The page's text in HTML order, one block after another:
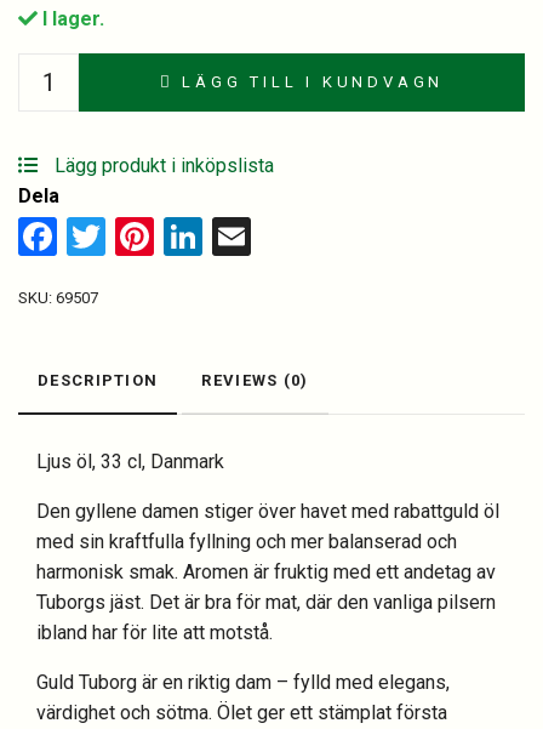
I lager.
Tuborg
Guld
st.
quantity
LÄGG TILL I KUNDVAGN
Lägg produkt i inköpslista
Dela
Facebook
TwitterPinterest
LinkedIn
SKU: 69507
DESCRIPTION REVIEWS (0)
Ljus öl, 33 cl, Danmark
Den gyllene damen stiger över havet med rabattguld öl
med sin kraftfulla fyllning och mer balanserad och
harmonisk smak. Aromen är fruktig med ett andetag av
Tuborgs jäst. Det är bra för mat, där den vanliga pilsern
ibland har för lite att motstå.
Guld Tuborg är en riktig dam – fylld med elegans,
värdighet och sötma. Ölet ger ett stämplat första